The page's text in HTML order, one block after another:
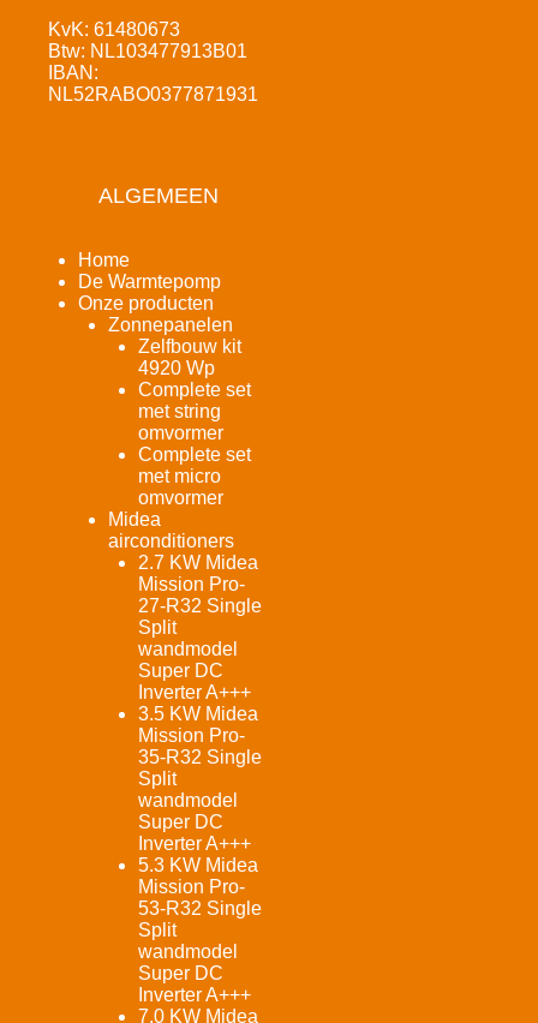
KvK: 61480673
Btw: NL103477913B01
IBAN:
NL52RABO0377871931
ALGEMEEN
Home
De Warmtepomp
Onze producten
Zonnepanelen
Zelfbouw kit
4920 Wp
Complete set
met string
omvormer
Complete set
met micro
omvormer
Midea
airconditioners
2.7 KW Midea
Mission Pro-
27-R32 Single
Split
wandmodel
Super DC
Inverter A+++
3.5 KW Midea
Mission Pro-
35-R32 Single
Split
wandmodel
Super DC
Inverter A+++
5.3 KW Midea
Mission Pro-
53-R32 Single
Split
wandmodel
Super DC
Inverter A+++
7.0 KW Midea